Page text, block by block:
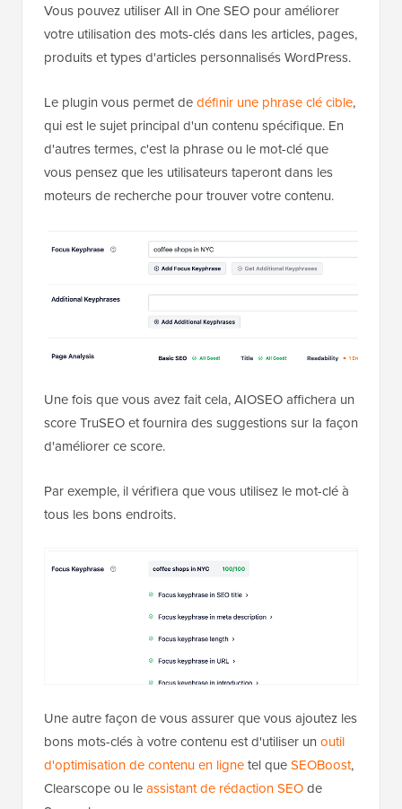
Vous pouvez utiliser All in One SEO pour améliorer
votre utilisation des mots-clés dans les articles, pages,
produits et types d'articles personnalisés WordPress.
Le plugin vous permet dedéfinir une phrase clé cible,
qui est le sujet principal d'un contenu spécifique. En
d'autres termes, c'est la phrase ou le mot-clé que
vous pensez que les utilisateurs taperont dans les
moteurs de recherche pour trouver votre contenu.
Une fois que vous avez fait cela, AIOSEO affichera un
score TruSEO et fournira des suggestions sur la façon
d'améliorer ce score.
Par exemple, il vérifiera que vous utilisez le mot-clé à
tous les bons endroits.
Une autre façon de vous assurer que vous ajoutez les
bons mots-clés à votre contenu est d'utiliser un outil
d'optimisation de contenu en lignetel queSEOBoost,
Clearscope ou leassistant de rédaction SEOde